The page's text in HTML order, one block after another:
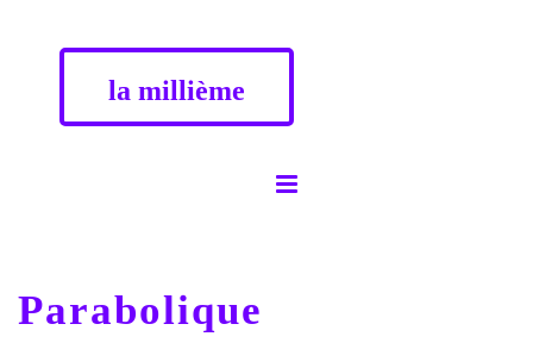
la millième
Parabolique